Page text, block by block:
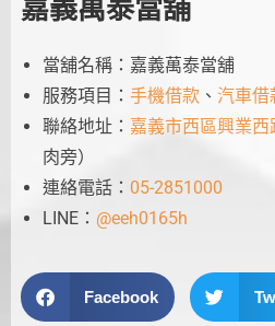
嘉義萬泰當舖
當舖名稱：嘉義萬泰當舖
服務項目： 手機借款 、 汽車借
聯絡地址： 嘉義市西區興業西
肉旁）
連絡電話： 05-2851000
LINE： @eeh0165h
Facebook